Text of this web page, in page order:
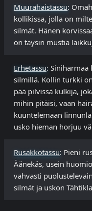
Muurahaistassu:
kollikissa, jolla on
silmät. Hänen
on täysin mustia
Erhetassu:
silmillä. Kollin turkki
pää pilvissä kulkija,
mihin pitäisi, vaan
kuuntelemaan
usko hieman horjuu
Rusakkotassu: Pieni
Äänekäs, usein
vahvasti
silmät ja uskon